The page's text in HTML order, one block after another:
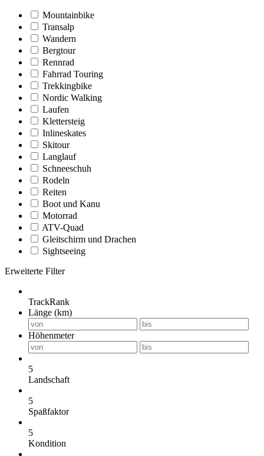
Mountainbike
Transalp
Wandern
Bergtour
Rennrad
Fahrrad Touring
Trekkingbike
Nordic Walking
Laufen
Klettersteig
Inlineskates
Skitour
Langlauf
Schneeschuh
Rodeln
Reiten
Boot und Kanu
Motorrad
ATV-Quad
Gleitschirm und Drachen
Sightseeing
Erweiterte Filter
TrackRank
Länge (km)
Höhenmeter
5
Landschaft
5
Spaßfaktor
5
Kondition